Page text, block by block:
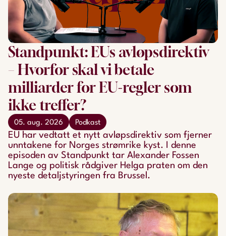
Standpunkt: EUs avløpsdirektiv
– Hvorfor skal vi betale
milliarder for EU-regler som
ikke treffer?
05. aug. 2026 Podkast
EU har vedtatt et nytt avløpsdirektiv som fjerner
unntakene for Norges strømrike kyst. I denne
episoden av Standpunkt tar Alexander Fossen
Lange og politisk rådgiver Helga praten om den
nyeste detaljstyringen fra Brussel.